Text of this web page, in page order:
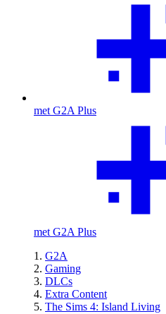
met G2A Plus
met G2A Plus
G2A
Gaming
DLCs
Extra Content
The Sims 4: Island Living